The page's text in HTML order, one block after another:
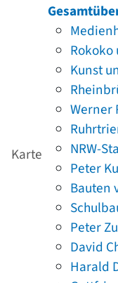
Karte
Kunst
Werner
NRW-
Peter
Bauten
Peter
David
Harald